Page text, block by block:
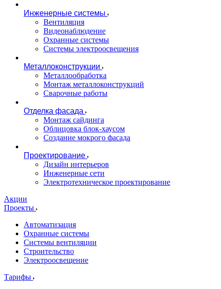
Инженерные системы
Вентиляция
Видеонаблюдение
Охранные системы
Системы электроосвещения
Металлоконструкции
Металлообработка
Монтаж металлоконструкций
Сварочные работы
Отделка фасада
Монтаж сайдинга
Облицовка блок-хаусом
Создание мокрого фасада
Проектирование
Дизайн интерьеров
Инженерные сети
Электротехническое проектирование
Акции
Проекты
Автоматизация
Охранные системы
Системы вентиляции
Строительство
Электроосвещение
Тарифы